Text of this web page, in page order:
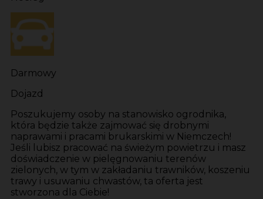
Darmowy
Dojazd
Poszukujemy osoby na stanowisko ogrodnika,
która będzie także zajmować się drobnymi
naprawami i pracami brukarskimi w Niemczech!
Jeśli lubisz pracować na świeżym powietrzu i masz
doświadczenie w pielęgnowaniu terenów
zielonych, w tym w zakładaniu trawników, koszeniu
trawy i usuwaniu chwastów, ta oferta jest
stworzona dla Ciebie!